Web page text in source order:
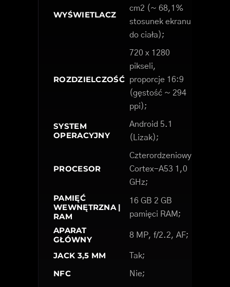
WYŚWIETLACZ
cm2 (~ 68,1%
stosunek ekranu
do ciała);
ROZDZIELCZOŚĆ
720 x 1280
pikseli,
proporcje 16:9
(gęstość ~ 294
ppi);
SYSTEM
OPERACYJNY
Android 5.1
(Lizak);
PROCESOR
Czterordzeniowy
Cortex-A53 1,0
GHz;
PAMIĘĆ
WEWNĘTRZNA |
RAM
16 GB 2 GB
pamięci RAM;
APARAT
GŁÓWNY
8 MP, f/2.2, AF;
JACK 3,5 MM Tak;
NFC Nie;